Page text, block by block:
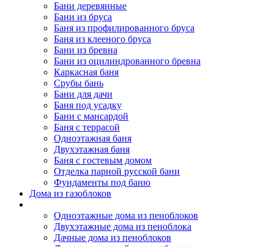
Бани деревянные
Бани из бруса
Баня из профилированного бруса
Баня из клееного бруса
Бани из бревна
Бани из оцилиндрованного бревна
Каркасная баня
Срубы бань
Бани для дачи
Баня под усадку
Бани с мансардой
Баня с террасой
Одноэтажная баня
Двухэтажная баня
Баня с гостевым домом
Отделка парной русской бани
Фундаменты под баню
Дома из газоблоков
Одноэтажные дома из пеноблоков
Двухэтажные дома из пеноблока
Дачные дома из пеноблоков